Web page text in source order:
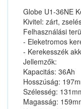
Globe U1-36NE
Kivitel: zárt,
Felhasználási
- Eleketromos
- Kerekesszék
Jellemzők:
Kapacitás: 36Ah
Hosszúság:
Szélesség:
Magasság: